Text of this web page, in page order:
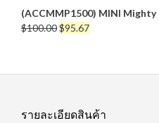
(ACCMMP1500) MINI Mighty
$100.00Original
$100.00.
$95.67Current
$95.67.
รายละเอียดสินค้า